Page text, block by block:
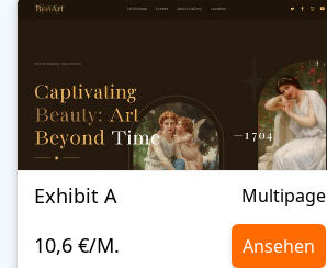
Exhibit A Multipage
10,6 €/M. Ansehen